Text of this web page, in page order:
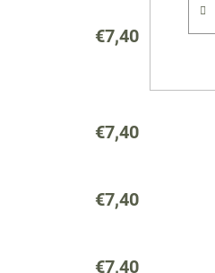
€7,40
€7,40
€7,40
€7,40